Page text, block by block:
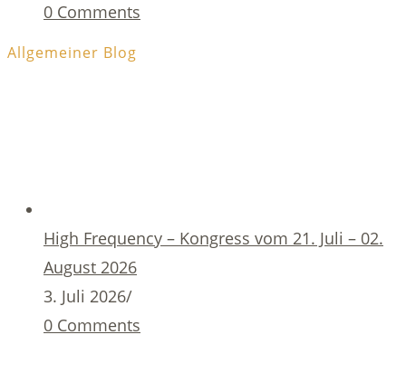
0 Comments
Allgemeiner Blog
High Frequency – Kongress vom 21. Juli – 02.
August 2026
3. Juli 2026/
0 Comments